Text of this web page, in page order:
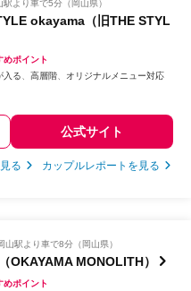
駅より車で5分（岡山県）
okayama（旧THE STYL
めポイント
入る
高層階 オリジナルメニュー対応
公式サイト
る カップルレポートを見る
山駅より車で8分（岡山県）
OKAYAMA MONOLITH）
めポイント